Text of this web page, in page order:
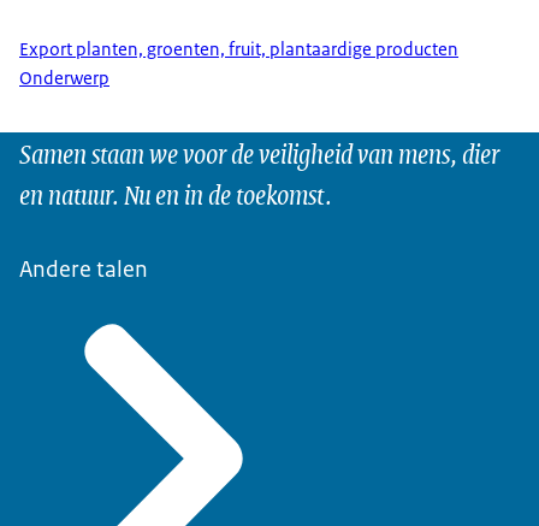
Export planten, groenten, fruit, plantaardige producten
Onderwerp
Samen staan we voor de veiligheid van mens, dier
en natuur. Nu en in de toekomst.
Andere talen